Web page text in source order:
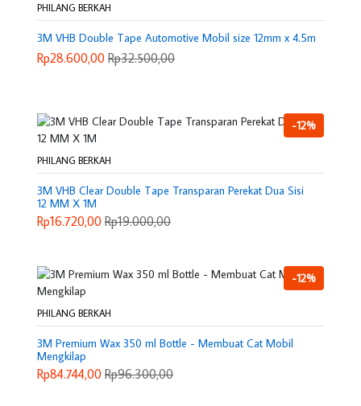
PHILANG BERKAH
3M VHB Double Tape Automotive Mobil size 12mm x 4.5m
Rp28.600,00 Rp32.500,00
-12%
PHILANG BERKAH
3M VHB Clear Double Tape Transparan Perekat Dua Sisi
12 MM X 1M
Rp16.720,00 Rp19.000,00
-12%
PHILANG BERKAH
3M Premium Wax 350 ml Bottle - Membuat Cat Mobil
Mengkilap
Rp84.744,00 Rp96.300,00